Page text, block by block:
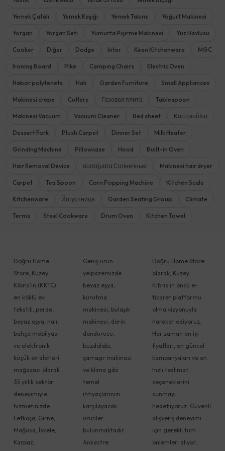
Yemek Çatalı Yemek Kaşığı Yemek Takımı Yoğurt Makinesi
Yorgan Yorgan Seti Yumurta Pişirme Makinesi Yüz Havlusu
Cooker Diğer Dodge Inter Keen Kitchenware MGC
Ironing Board Pike Camping Chairs Electric Oven
Nabor polytenets Halı Garden Furniture Small Appliances
Makinesi crepe Cutlery Газовая плита Tablespoon
Makinesi Vacuum Vacuum Cleaner Bed sheet Καστριούλια
Dessert Fork Plush Carpet Dinner Set Milk Heater
Grinding Machine Pillowcase Hood Built-in Oven
Hair Removal Device συστήματα Солнечные Makinesi hair dryer
Carpet Tea Spoon Corn Popping Machine Kitchen Scale
Kitchenware Йогуртница Garden Seating Group Climate
Terms Steel Cookware Drum Oven Kitchen Towel
Doğru Home
Store, Kuzey
Kıbrıs'ın (KKTC)
en köklü ev
tekstili, perde,
beyaz eşya, halı,
bahçe mobilyası
ve elektronik
küçük ev aletleri
mağazası olarak
35 yıllık sektör
deneyimiyle
hizmetinizde.
Lefkoşa, Girne,
Mağusa, İskele,
Karpaz,
Geniş ürün
yelpazemizde
beyaz eşya,
kurutma
makinesi, bulaşık
makinesi, derin
dondurucu,
buzdolabı,
çamaşır makinesi
ve klima gibi
temel
ihtiyaçlarınızı
karşılayacak
ürünler
bulunmaktadır.
Ankastre
Doğru Home Store
olarak, Kuzey
Kıbrıs'ın öncü e-
ticaret platformu
olma vizyonuyla
hareket ediyoruz.
Her zaman en iyi
fiyatları, en güncel
kampanyaları ve en
hızlı teslimat
seçeneklerini
sunmayı
hedefliyoruz. Güvenli
alışveriş deneyimi
için gerekli tüm
önlemleri alıyor,